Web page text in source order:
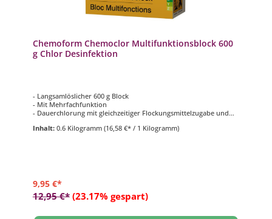
Chemoform Chemoclor Multifunktionsblock 600
g Chlor Desinfektion
- Langsamlöslicher 600 g Block
- Mit Mehrfachfunktion
- Dauerchlorung mit gleichzeitiger Flockungsmittelzugabe und
- 1 Block/30 m³ Beckenwasser ausreichend für ca. 3 Wochen
Inhalt: 0.6 Kilogramm (16,58 €* / 1 Kilogramm)
9,95 €*
12,95 €* (23.17% gespart)